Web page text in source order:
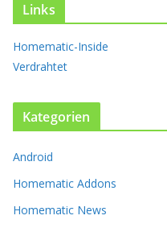
e
n
u
.
e
p
t
Links
Homematic-Inside
Verdrahtet
Kategorien
Android
Homematic Addons
Homematic News